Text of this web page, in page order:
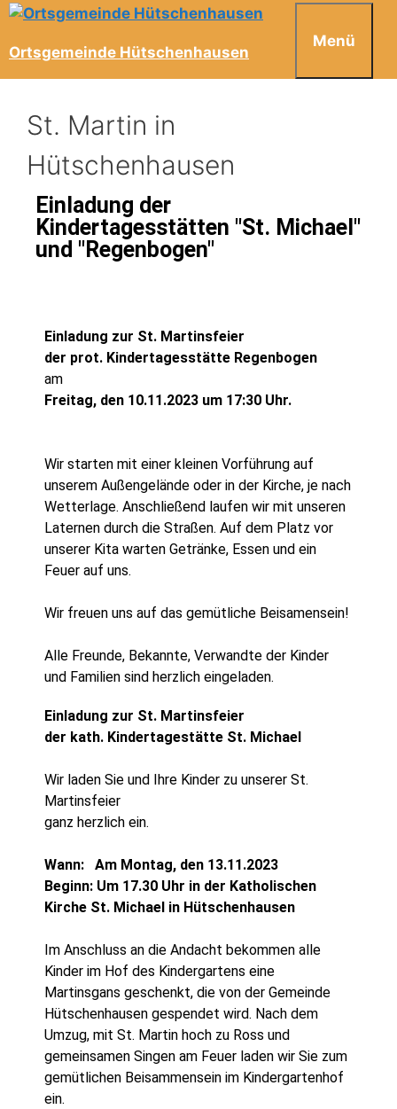
Ortsgemeinde Hütschenhausen
Menü
St. Martin in
Hütschenhausen
Einladung der
Kindertagesstätten "St. Michael"
und "Regenbogen"
Einladung zur St. Martinsfeier
der prot. Kindertagesstätte Regenbogen
am
Freitag, den 10.11.2023 um 17:30 Uhr.
Wir starten mit einer kleinen Vorführung auf
unserem Außengelände oder in der Kirche, je nach
Wetterlage. Anschließend laufen wir mit unseren
Laternen durch die Straßen. Auf dem Platz vor
unserer Kita warten Getränke, Essen und ein
Feuer auf uns.
Wir freuen uns auf das gemütliche Beisamensein!
Alle Freunde, Bekannte, Verwandte der Kinder
und Familien sind herzlich eingeladen.
Einladung zur St. Martinsfeier
der kath. Kindertagestätte St. Michael
Wir laden Sie und Ihre Kinder zu unserer St.
Martinsfeier
ganz herzlich ein.
Wann: Am Montag, den 13.11.2023
Beginn: Um 17.30 Uhr in der Katholischen
Kirche St. Michael in Hütschenhausen
Im Anschluss an die Andacht bekommen alle
Kinder im Hof des Kindergartens eine
Martinsgans geschenkt, die von der Gemeinde
Hütschenhausen gespendet wird. Nach dem
Umzug, mit St. Martin hoch zu Ross und
gemeinsamen Singen am Feuer laden wir Sie zum
gemütlichen Beisammensein im Kindergartenhof
ein.